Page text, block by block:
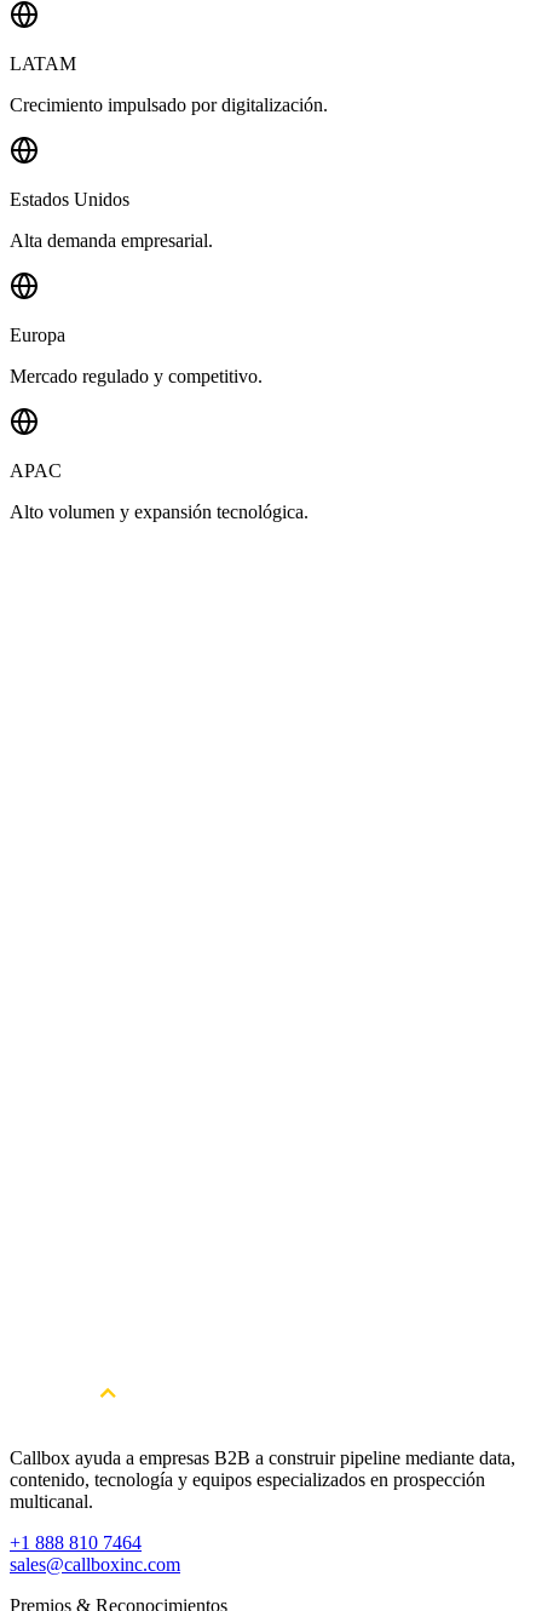
LATAM
Crecimiento impulsado por digitalización.
Estados Unidos
Alta demanda empresarial.
Europa
Mercado regulado y competitivo.
APAC
Alto volumen y expansión tecnológica.
Callbox ayuda a empresas B2B a construir pipeline mediante data,
contenido, tecnología y equipos especializados en prospección
multicanal.
+1 888 810 7464
sales@callboxinc.com
Premios & Reconocimientos